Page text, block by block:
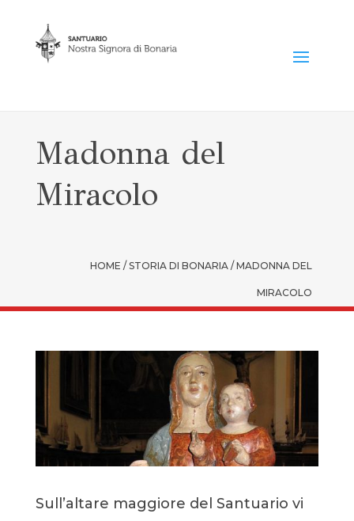
Madonna del
Miracolo
HOME / STORIA DI BONARIA / MADONNA DEL
MIRACOLO
Sull’altare maggiore del Santuario vi